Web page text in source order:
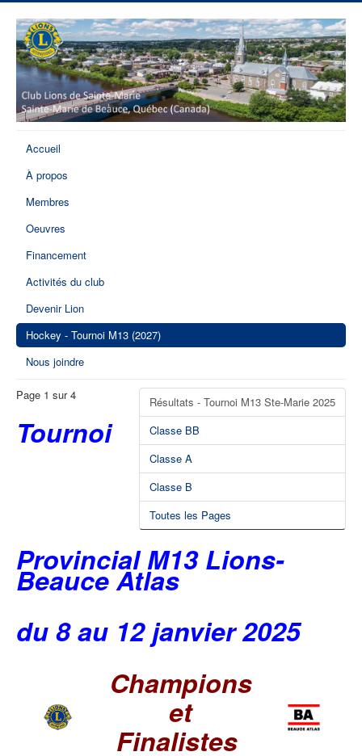
Accueil
À propos
Membres
Oeuvres
Financement
Activités du club
Devenir Lion
Hockey - Tournoi M13 (2027)
Nous joindre
Résultats - Tournoi M13 Ste-Marie 2025
Classe BB
Classe A
Classe B
Toutes les Pages
Page 1 sur 4
Tournoi
Provincial M13 Lions-
Beauce Atlas
du 8 au 12 janvier 2025
Champions
et
Finalistes